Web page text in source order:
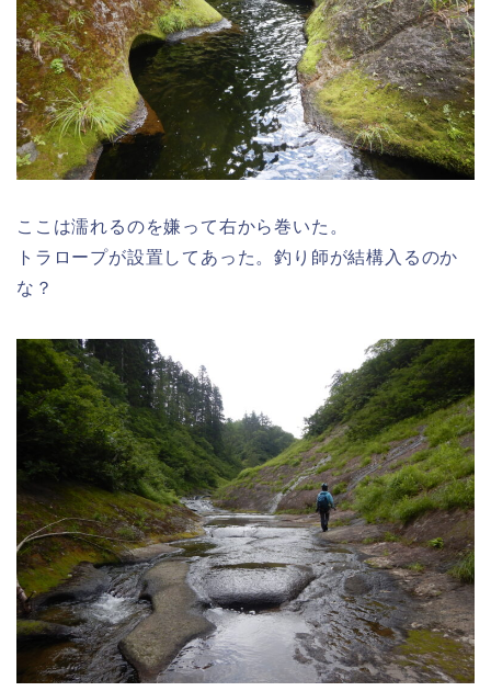
ここは濡れるのを嫌って右から巻いた。
トラロープが設置してあった。釣り師が結構入るのか
な？